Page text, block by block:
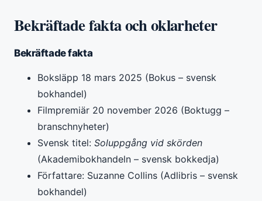
Bekräftade fakta och oklarheter
Bekräftade fakta
Boksläpp 18 mars 2025 (Bokus – svensk
bokhandel)
Filmpremiär 20 november 2026 (Boktugg –
branschnyheter)
Svensk titel: Soluppgång vid skörden
(Akademibokhandeln – svensk bokkedja)
Författare: Suzanne Collins (Adlibris – svensk
bokhandel)